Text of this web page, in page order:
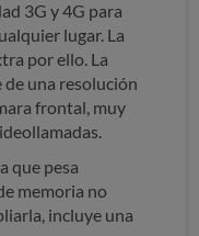
3G y 4G para
lugar. La
por ello. La
una resolución
frontal, muy
que pesa
memoria no
incluye una